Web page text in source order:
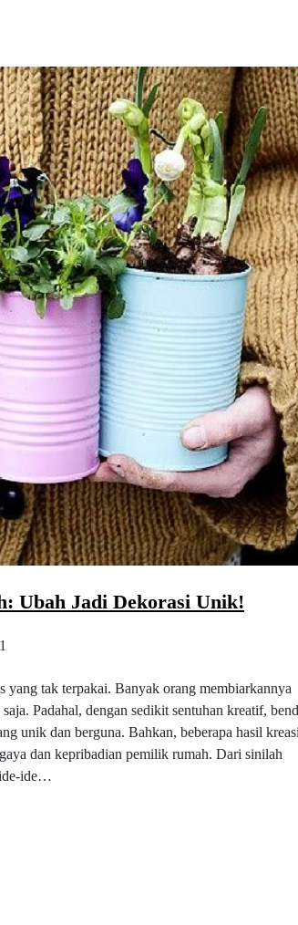
Ubah Jadi Dekorasi Unik!
yang tak terpakai. Banyak orang membiarkannya
Padahal, dengan sedikit sentuhan kreatif,
unik dan berguna. Bahkan, beberapa hasil
dan kepribadian pemilik rumah. Dari sinilah
ide-ide…